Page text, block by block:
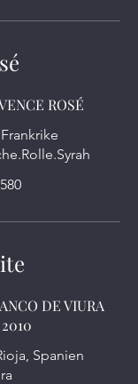
ROSÉ
DE VIURA
Spanien
Viura